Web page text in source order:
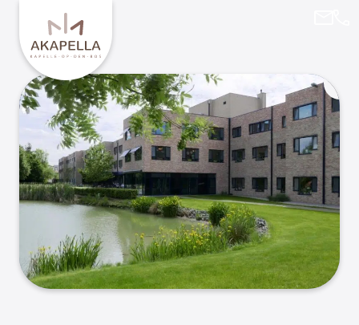
Retourner à l'accueil de Akapella